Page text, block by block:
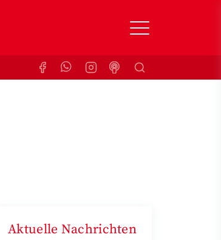
KrankenkasseSuchen
Aktuelle Nachrichten